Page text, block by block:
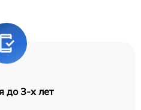
до 3-х лет